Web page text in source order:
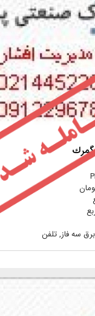
گمرك
سه فاز, تلفن